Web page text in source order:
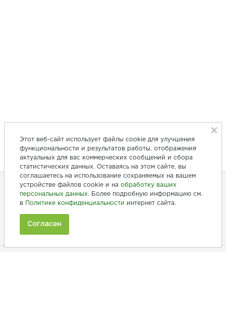
+7 (846) 275-20-10
+7 (902) 375-20-10
Этот веб-сайт использует файлы cookie для улучшения
функциональности и результатов работы, отображения
актуальных для вас коммерческих сообщений и сбора
статистических данных. Оставаясь на этом сайте, вы
соглашаетесь на использование сохраняемых на вашем
устройстве файлов cookie и на обработку ваших
персональных данных. Более подробную информацию см.
в
Политике конфиденциальности интернет сайта.
Согласен